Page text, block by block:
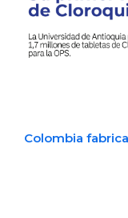
Colombia